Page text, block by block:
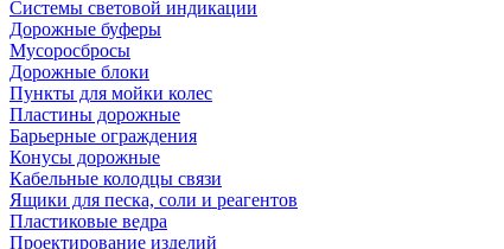
Системы световой индикации
Дорожные буферы
Мусоросбросы
Дорожные блоки
Пункты для мойки колес
Пластины дорожные
Барьерные ограждения
Конусы дорожные
Кабельные колодцы связи
Ящики для песка, соли и реагентов
Пластиковые ведра
Проектирование изделий